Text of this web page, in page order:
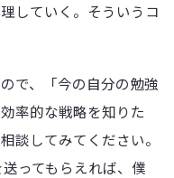
していく。そういうコ
で、「今の自分の勉強
率的な戦略を知りた
談してみてください。
ってもらえれば、僕